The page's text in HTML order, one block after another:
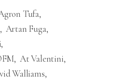
Tufa
Artan Fuga
At Valentini
Walliams